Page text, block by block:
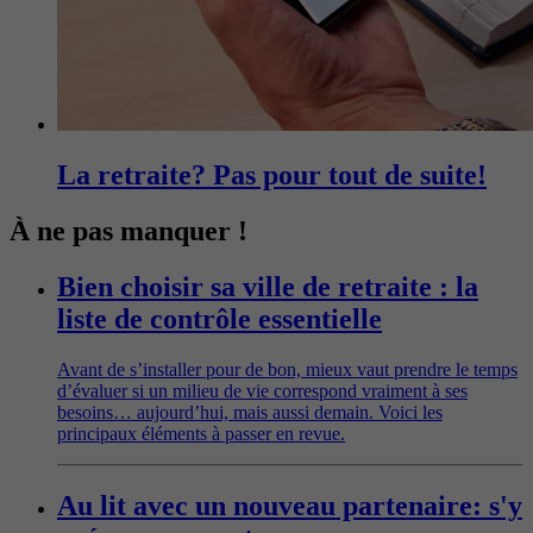
La retraite? Pas pour tout de suite!
À ne pas manquer !
Bien choisir sa ville de retraite : la
liste de contrôle essentielle
Avant de s’installer pour de bon, mieux vaut prendre le temps
d’évaluer si un milieu de vie correspond vraiment à ses
besoins… aujourd’hui, mais aussi demain. Voici les
principaux éléments à passer en revue.
Au lit avec un nouveau partenaire: s'y